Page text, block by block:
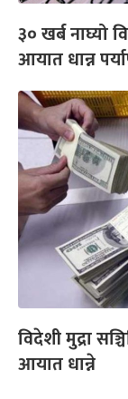
३० खर्ब नाघ्यो
आयात धान्न
विदेशी मुद्रा
आयात धान्ने